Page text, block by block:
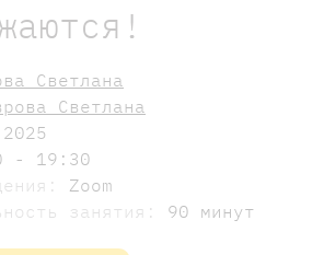
Светлана
Светлана
- 19:30
Zoom
занятия: 90 минут